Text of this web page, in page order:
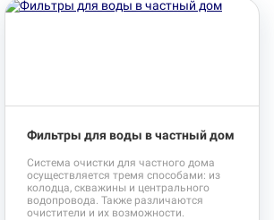
Фильтры для воды в частный дом
Система очистки для частного дома
осуществляется тремя способами: из
колодца, скважины и центрального
водопровода. Также различаются
очистители и их возможности.